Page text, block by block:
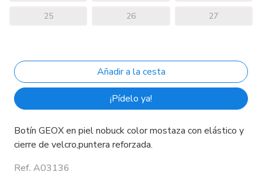
25 26 27
¡Pídelo ya!
Botín GEOX en piel nobuck color mostaza con elástico y
cierre de velcro,puntera reforzada.
Ref. A03136